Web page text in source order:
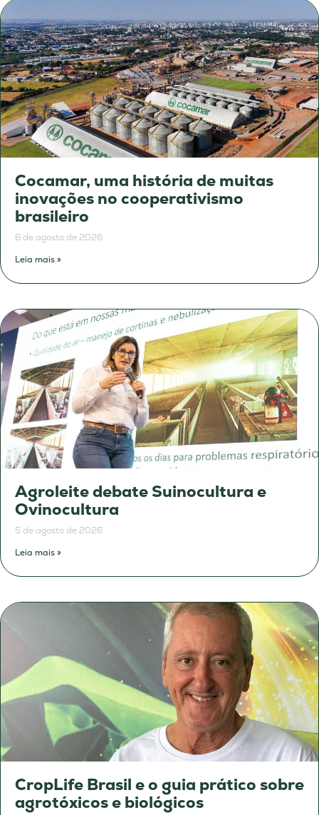
Cocamar, uma história de muitas
inovações no cooperativismo
brasileiro
6 de agosto de 2026
Leia mais »
Agroleite debate Suinocultura e
Ovinocultura
5 de agosto de 2026
Leia mais »
CropLife Brasil e o guia prático sobre
agrotóxicos e biológicos